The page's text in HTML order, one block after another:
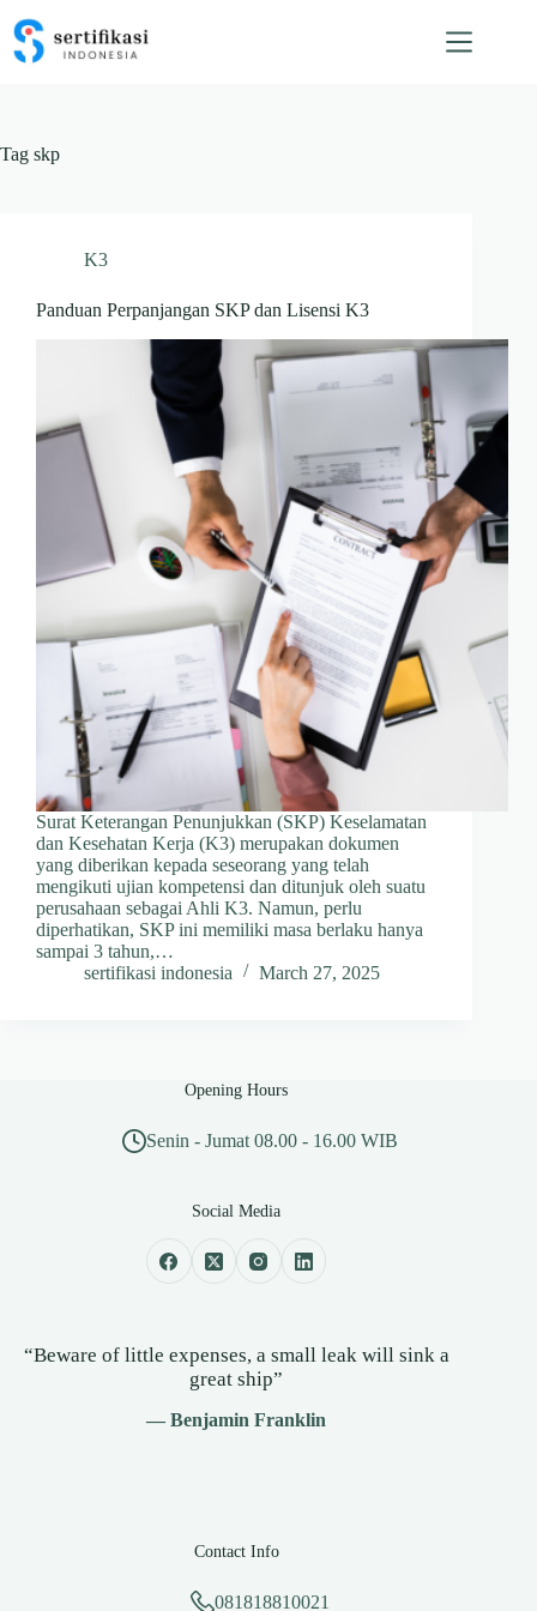
content
Tag skp
K3
Panduan Perpanjangan SKP dan Lisensi K3
Surat Keterangan Penunjukkan (SKP) Keselamatan
dan Kesehatan Kerja (K3) merupakan dokumen
yang diberikan kepada seseorang yang telah
mengikuti ujian kompetensi dan ditunjuk oleh suatu
perusahaan sebagai Ahli K3. Namun, perlu
diperhatikan, SKP ini memiliki masa berlaku hanya
sampai 3 tahun,…
sertifikasi indonesia
March 27, 2025
Opening Hours
Senin - Jumat 08.00 - 16.00 WIB
Social Media
“Beware of little expenses, a small leak will sink a
great ship”
— Benjamin Franklin
Contact Info
081818810021